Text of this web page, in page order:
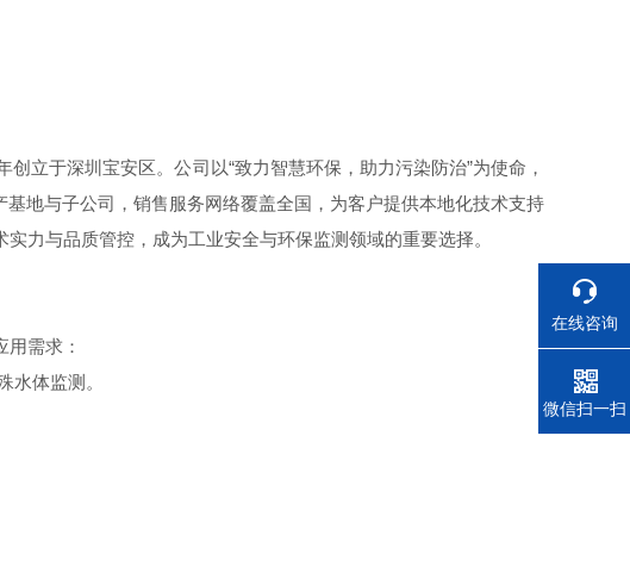
立于深圳宝安区。公司以“致力智慧环保，助力污染防治”为使命，
地与子公司，销售服务网络覆盖全国，为客户提供本地化技术支持
力与品质管控，成为工业安全与环保监测领域的重要选择。
需求：
体监测。
在线咨询
电话
微信扫一扫